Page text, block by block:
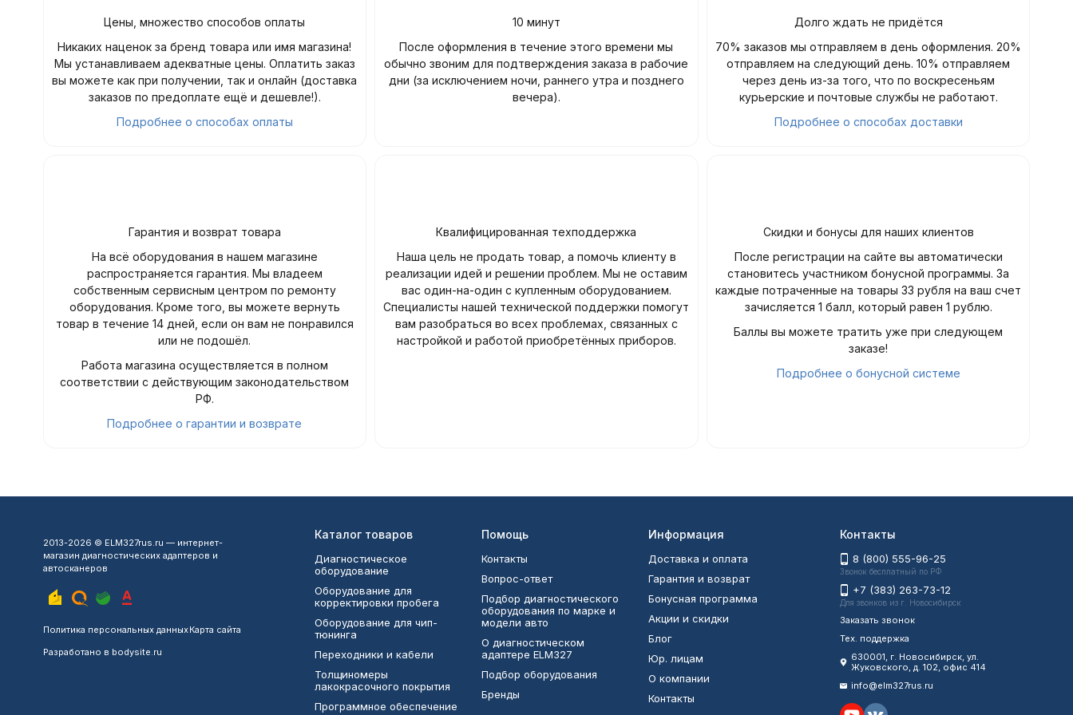
Цены, множество способов оплаты
Никаких наценок за бренд товара или имя магазина!
Мы устанавливаем адекватные цены. Оплатить заказ
вы можете как при получении, так и онлайн (доставка
заказов по предоплате ещё и дешевле!).
Подробнее о способах оплаты
10 минут
После оформления в течение этого времени мы
обычно звоним для подтверждения заказа в рабочие
дни (за исключением ночи, раннего утра и позднего
вечера).
Долго ждать не придётся
70% заказов мы отправляем в день оформления. 20%
отправляем на следующий день. 10% отправляем
через день из-за того, что по воскресеньям
курьерские и почтовые службы не работают.
Подробнее о способах доставки
Гарантия и возврат товара
На всё оборудования в нашем магазине
распространяется гарантия. Мы владеем
собственным сервисным центром по ремонту
оборудования. Кроме того, вы можете вернуть
товар в течение 14 дней, если он вам не понравился
или не подошёл.
Работа магазина осуществляется в полном
соответствии с действующим законодательством
РФ.
Подробнее о гарантии и возврате
Квалифицированная техподдержка
Наша цель не продать товар, а помочь клиенту в
реализации идей и решении проблем. Мы не оставим
вас один-на-один с купленным оборудованием.
Специалисты нашей технической поддержки помогут
вам разобраться во всех проблемах, связанных с
настройкой и работой приобретённых приборов.
Скидки и бонусы для наших клиентов
После регистрации на сайте вы автоматически
становитесь участником бонусной программы. За
каждые потраченные на товары 33 рубля на ваш счет
зачисляется 1 балл, который равен 1 рублю.
Баллы вы можете тратить уже при следующем
заказе!
Подробнее о бонусной системе
2013-2026 © ELM327rus.ru — интернет-
магазин диагностических адаптеров и
автосканеров
Политика персональных данныхКарта сайта
Разработано в bodysite.ru
Каталог товаров
Диагностическое
оборудование
Оборудование для
корректировки пробега
Оборудование для чип-
тюнинга
Переходники и кабели
Толщиномеры
лакокрасочного покрытия
Программное обеспечение
Помощь
Контакты
Вопрос-ответ
Подбор диагностического
оборудования по марке и
модели авто
О диагностическом
адаптере ELM327
Подбор оборудования
Бренды
Информация
Доставка и оплата
Гарантия и возврат
Бонусная программа
Акции и скидки
Блог
Юр. лицам
О компании
Контакты
Контакты
8 (800) 555-96-25
Звонок бесплатный по РФ
+7 (383) 263-73-12
Для звонков из г. Новосибирск
Заказать звонок
Тех. поддержка
630001, г. Новосибирск, ул.
Жуковского, д. 102, офис 414
info@elm327rus.ru